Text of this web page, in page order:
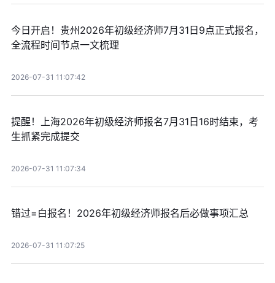
今日开启！贵州2026年初级经济师7月31日9点正式报名，
全流程时间节点一文梳理
2026-07-31 11:07:42
提醒！上海2026年初级经济师报名7月31日16时结束，考
生抓紧完成提交
2026-07-31 11:07:34
错过=白报名！2026年初级经济师报名后必做事项汇总
2026-07-31 11:07:25